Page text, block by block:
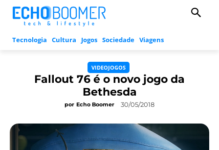
Tecnologia Cultura Jogos Sociedade Viagens
VIDEOJOGOS
Fallout 76 é o novo jogo da
Bethesda
por Echo Boomer 30/05/2018